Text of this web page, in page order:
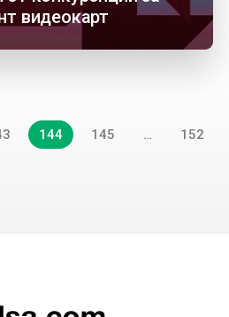
видеокарт
144 145 …
152